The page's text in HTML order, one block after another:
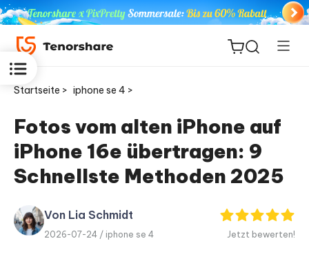
ReiBoot
for iOS
PDNob
PDF
Editor
Neu
Startseite > iphone se 4 >
Fotos vom alten iPhone auf
iPhone 16e übertragen: 9
Schnellste Methoden 2025
Von Lia Schmidt
2026-07-24 / iphone se 4 Jetzt bewerten!